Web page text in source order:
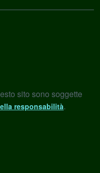
sito sono soggette
responsabilità.